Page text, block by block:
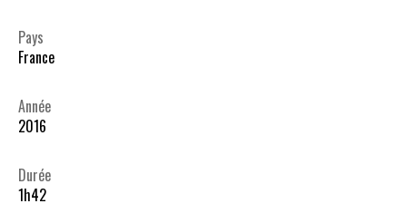
Pays
France
Année
2016
Durée
1h42